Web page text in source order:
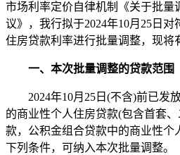
市场利率定价自律机制《关于批量
议》，我行拟于2024年10月25日
住房贷款利率进行批量调整，现将
一、本次批量调整的贷款范围
2024年10月25日(不含)前已发
的商业性个人住房贷款(包含首套
款，公积金组合贷款中的商业性个
下列条件，可纳入本次批量调整。